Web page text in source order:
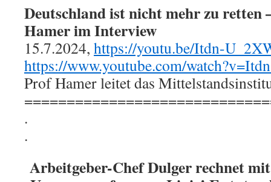
Deutschland ist nicht mehr zu retten
Hamer im Interview
15.7.2024, https://youtu.be/Itdn-
https://www.youtube.com/
Prof Hamer leitet das
.
.
Arbeitgeber-Chef Dulger rechnet